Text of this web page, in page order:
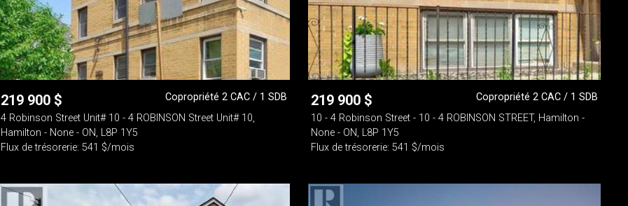
219 900 $
Copropriété 2 CAC / 1 SDB
4 Robinson Street Unit# 10 - 4 ROBINSON Street Unit# 10,
Hamilton - None - ON, L8P 1Y5
Flux de trésorerie: 541 $/mois
219 900 $
Copropriété 2 CAC / 1 SDB
10 - 4 Robinson Street - 10 - 4 ROBINSON STREET, Hamilton -
None - ON, L8P 1Y5
Flux de trésorerie: 541 $/mois